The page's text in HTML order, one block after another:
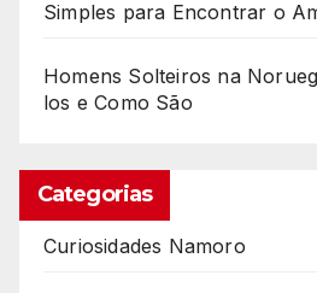
Simples para Encontrar o
Homens Solteiros na
los e Como São
Categorias
Curiosidades Namoro